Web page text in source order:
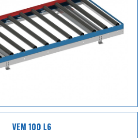
VEM 100 L6